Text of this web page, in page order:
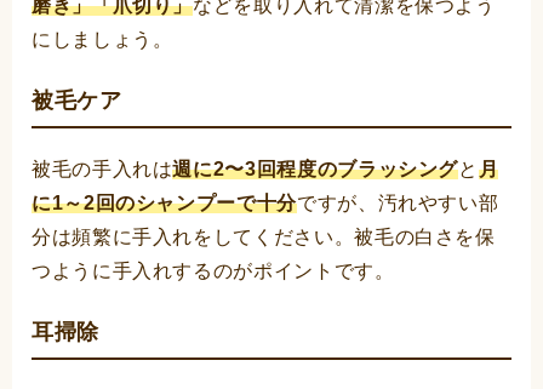
磨き」「爪切り」などを取り入れて清潔を保つよう
にしましょう。
被毛ケア
被毛の手入れは週に2〜3回程度のブラッシングと 月
に1～2回のシャンプーで十分ですが、汚れやすい部
分は頻繁に手入れをしてください。被毛の白さを保
つように手入れするのがポイントです。
耳掃除